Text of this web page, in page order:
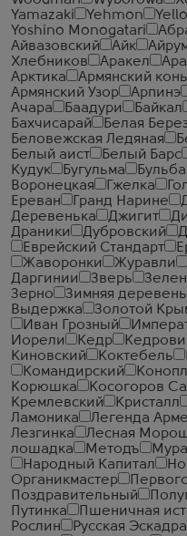
Yamazaki
Yehmon
Yoshino Monogatari
Айвазовский
Айк
Хлебников
Аракел
Арктика
Армянский
Армянский Узор
Арпинэ
Ачара
Баадури Байкал
Бахчисарай
Белая
Беловежская Ледяная
Белый аист
Белый Барс
Кудук
Бугульма
Воронецкая
Гжелка
Ереван
Гранд Нарине
Деревенька
Джигит
Драники
Дубровский
Еврейский Стандарт
Жаворонки
Журавли
Даргинии
Зверь
Зерно
Зимняя
Выдержка
Золотой
Иван Грозный
Иорели
Кедр
Киновский
Коктебель
Командирский
Корюшка
Косогоров
Кремлевский
Кристалл
Ламоника
Легенда
Лезгинка
Лесная
лошадка
Методъ
Народный Капитал
Органикмастер
Поздравительный
Путинка
Пшеничная
Рослин
Русская Эскадра